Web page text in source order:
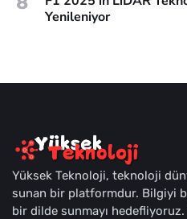
Yenileniyor
Yüksek Teknoloji, teknoloji
sunan bir platformdur. Bilgiyi
bir dilde sunmayı